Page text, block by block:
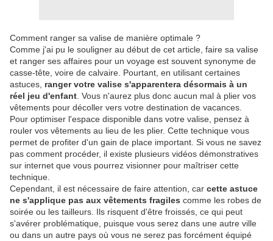
Comment ranger sa valise de manière optimale ?
Comme j'ai pu le souligner au début de cet article, faire sa valise
et ranger ses affaires pour un voyage est souvent synonyme de
casse-tête, voire de calvaire. Pourtant, en utilisant certaines
astuces, ranger votre valise s'apparentera désormais à un
réel jeu d'enfant . Vous n'aurez plus donc aucun mal à plier vos
vêtements pour décoller vers votre destination de vacances.
Pour optimiser l'espace disponible dans votre valise, pensez à
rouler vos vêtements au lieu de les plier. Cette technique vous
permet de profiter d'un gain de place important. Si vous ne savez
pas comment procéder, il existe plusieurs vidéos démonstratives
sur internet que vous pourrez visionner pour maîtriser cette
technique.
Cependant, il est nécessaire de faire attention, car cette astuce
ne s'applique pas aux vêtements fragiles comme les robes de
soirée ou les tailleurs. Ils risquent d'être froissés, ce qui peut
s'avérer problématique, puisque vous serez dans une autre ville
ou dans un autre pays où vous ne serez pas forcément équipé